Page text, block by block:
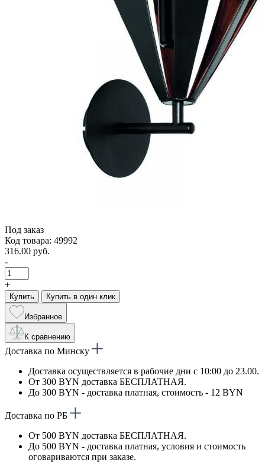
Под заказ
Код товара: 49992
316.00 руб.
-
+
Купить Купить в один клик
Избранное
К сравнению
Доставка по Минску
Доставка осуществляется в рабочие дни с 10:00 до 23.00.
От 300 BYN доставка БЕСПЛАТНАЯ.
До 300 BYN - доставка платная, стоимость - 12 BYN
Доставка по РБ
От 500 BYN доставка БЕСПЛАТНАЯ.
До 500 BYN - доставка платная, условия и стоимость
оговариваются при заказе.